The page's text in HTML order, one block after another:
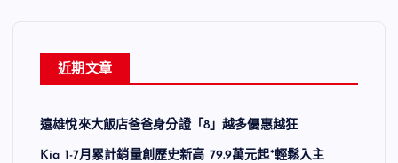
近期文章
遠雄悅來大飯店爸爸身分證「8」越多優惠越狂
Kia 1-7月累計銷量創歷史新高 79.9萬元起*輕鬆入主